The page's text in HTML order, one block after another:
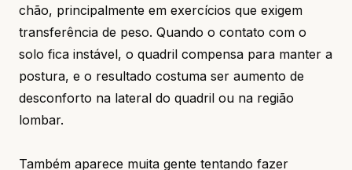
chão, principalmente em exercícios que exigem
transferência de peso. Quando o contato com o
solo fica instável, o quadril compensa para manter a
postura, e o resultado costuma ser aumento de
desconforto na lateral do quadril ou na região
lombar.
Também aparece muita gente tentando fazer